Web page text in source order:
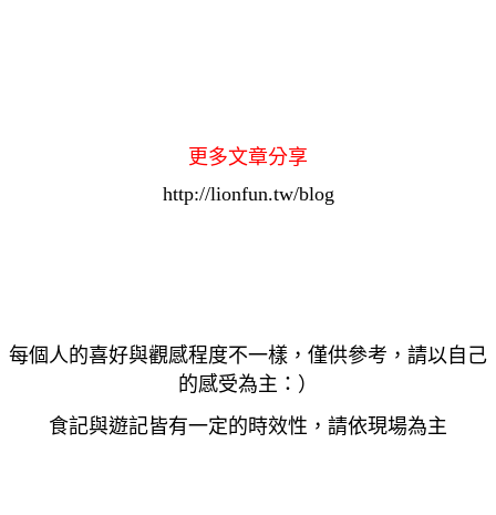
更多文章分享
http://lionfun.tw/blog
每個人的喜好與觀感程度不一樣，僅供參考，請以自己
的感受為主：）
食記與遊記皆有一定的時效性，請依現場為主